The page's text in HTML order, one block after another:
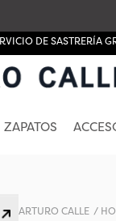
DE SASTRERÍA
ZAPATOS